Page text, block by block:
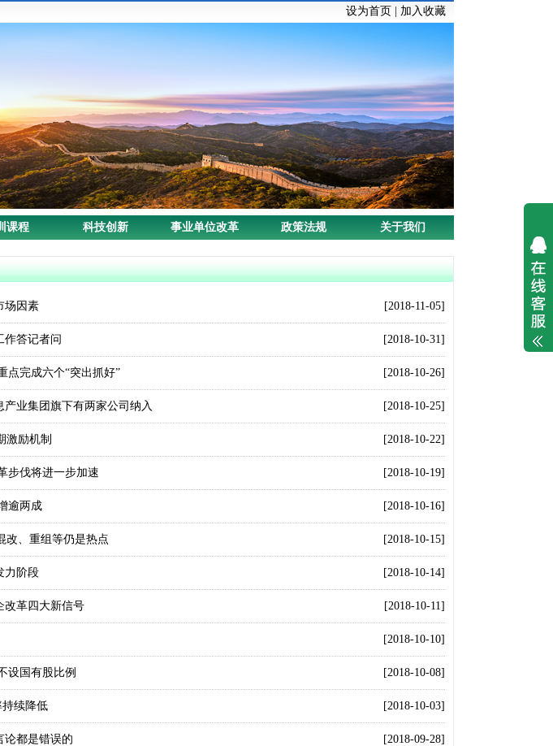
设为首页 加入收藏
课程 科技创新 事业单位改革 政策法规 关于我们
[2018-11-05]
场因素
[2018-10-31]
作答记者问
[2018-10-26]
点完成六个“突出抓好”
[2018-10-25]
业集团旗下有两家公司纳入
[2018-10-22]
激励机制
[2018-10-19]
步伐将进一步加速
[2018-10-16]
逾两成
[2018-10-15]
改、重组等仍是热点
[2018-10-14]
力阶段
[2018-10-11]
改革四大新信号
[2018-10-10]
[2018-10-08]
设国有股比例
[2018-10-03]
续降低
[2018-09-28]
论都是错误的